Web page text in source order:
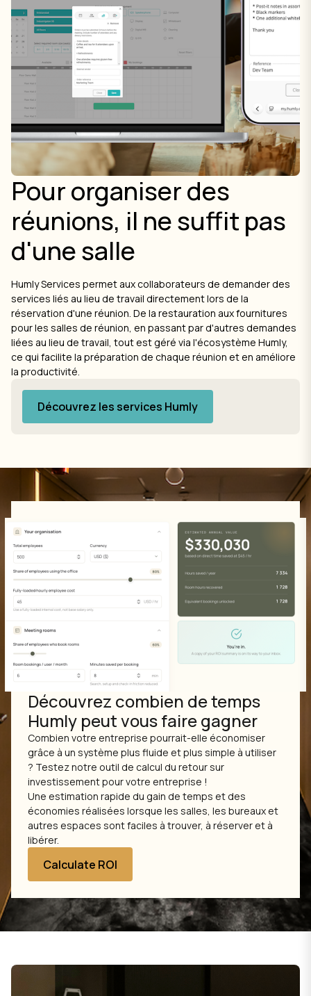
Pour organiser des
réunions, il ne suffit pas
d'une salle
Humly Services permet aux collaborateurs de demander des
services liés au lieu de travail directement lors de la
réservation d'une réunion. De la restauration aux fournitures
pour les salles de réunion, en passant par d'autres demandes
liées au lieu de travail, tout est géré via l'écosystème Humly,
ce qui facilite la préparation de chaque réunion et en améliore
la productivité.
Découvrez les services Humly
Découvrez combien de temps
Humly peut vous faire gagner
Combien votre entreprise pourrait-elle économiser
grâce à un système plus fluide et plus simple à utiliser
? Testez notre outil de calcul du retour sur
investissement pour votre entreprise !
Une estimation rapide du gain de temps et des
économies réalisées lorsque les salles, les bureaux et
autres espaces sont faciles à trouver, à réserver et à
libérer.
Calculate ROI